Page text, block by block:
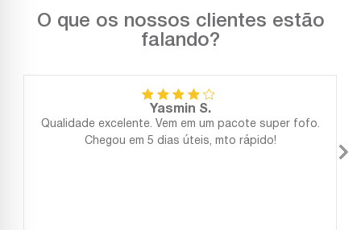
O que os nossos clientes estão
falando?
Yasmin S.
Qualidade excelente. Vem em um pacote super fofo.
Chegou em 5 dias úteis, mto rápido!